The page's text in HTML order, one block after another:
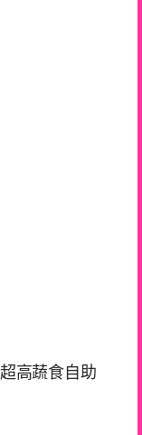
高蔬食自助